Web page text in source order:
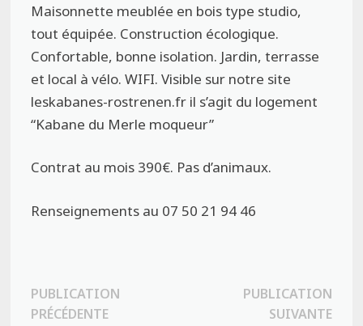
Maisonnette meublée en bois type studio,
tout équipée. Construction écologique.
Confortable, bonne isolation. Jardin, terrasse
et local à vélo. WIFI. Visible sur notre site
leskabanes-rostrenen.fr il s’agit du logement
“Kabane du Merle moqueur”
Contrat au mois 390€. Pas d’animaux.
Renseignements au 07 50 21 94 46
Navigation
PUBLICATION
PRÉCÉDENTEPublication
PUBLICATION
SUIVANTE